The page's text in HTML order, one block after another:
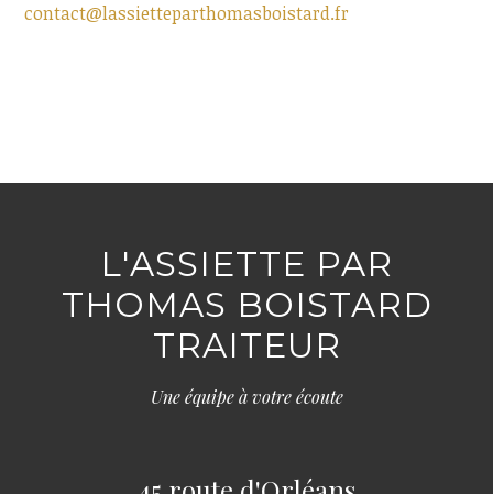
contact@lassietteparthomasboistard.fr
L'ASSIETTE PAR
THOMAS BOISTARD
TRAITEUR
Une équipe à votre écoute